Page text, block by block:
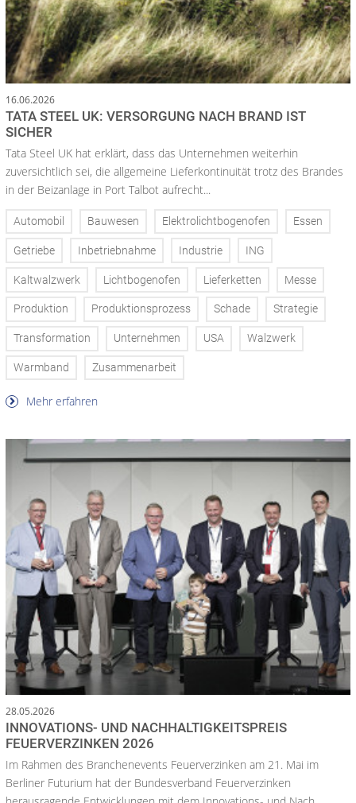
16.06.2026
TATA STEEL UK: VERSORGUNG NACH BRAND IST
SICHER
Tata Steel UK hat erklärt, dass das Unternehmen weiterhin
zuversichtlich sei, die allgemeine Lieferkontinuität trotz des Brandes
in der Beizanlage in Port Talbot aufrecht...
Automobil Bauwesen Elektrolichtbogenofen Essen
Getriebe Inbetriebnahme Industrie ING
Kaltwalzwerk Lichtbogenofen Lieferketten Messe
Produktion Produktionsprozess Schade Strategie
Transformation Unternehmen USA Walzwerk
Warmband Zusammenarbeit
Mehr erfahren
28.05.2026
INNOVATIONS- UND NACHHALTIGKEITSPREIS
FEUERVERZINKEN 2026
Im Rahmen des Branchenevents Feuerverzinken am 21. Mai im
Berliner Futurium hat der Bundesverband Feuerverzinken